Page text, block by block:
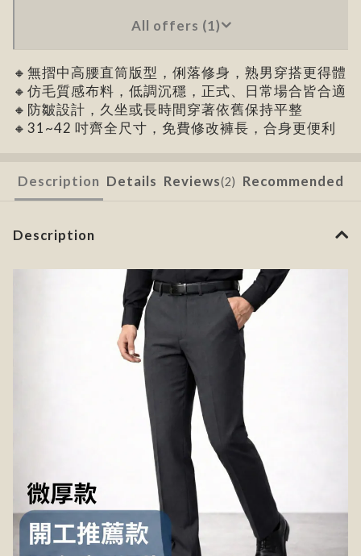
All offers (1)
🔸無摺中高腰直筒版型，俐落修身，熟男穿搭更得體
🔸仿毛質感布料，低調沉穩，正式、日常場合皆合適
🔸防皺設計，久坐或長時間穿著依舊保持平整
🔸31~42 吋齊全尺寸，免費修改褲長，合身更便利
Description Details Reviews(2) Recommended
Description